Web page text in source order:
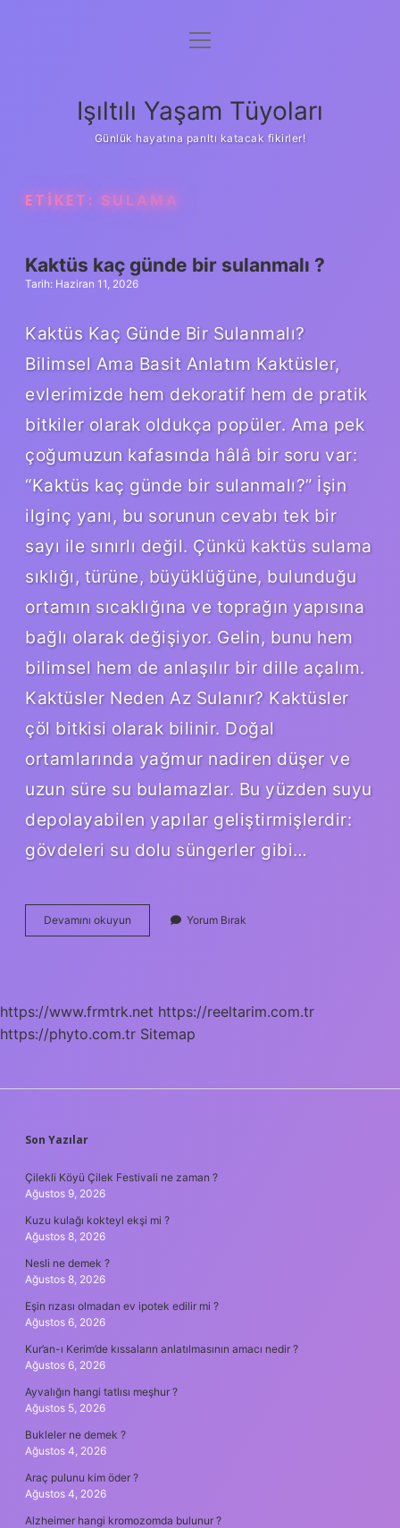
Anasayfa
Yasal Uyarı
menüyü
Işıltılı Yaşam Tüyoları
Günlük hayatına parıltı katacak fikirler!
ETIKET: SULAMA
Kaktüs kaç günde bir sulanmalı ?
Tarih: Haziran 11, 2026
Kaktüs Kaç Günde Bir Sulanmalı?
Bilimsel Ama Basit Anlatım Kaktüsler,
evlerimizde hem dekoratif hem de pratik
bitkiler olarak oldukça popüler. Ama pek
çoğumuzun kafasında hâlâ bir soru var:
“Kaktüs kaç günde bir sulanmalı?” İşin
ilginç yanı, bu sorunun cevabı tek bir
sayı ile sınırlı değil. Çünkü kaktüs sulama
sıklığı, türüne, büyüklüğüne, bulunduğu
ortamın sıcaklığına ve toprağın yapısına
bağlı olarak değişiyor. Gelin, bunu hem
bilimsel hem de anlaşılır bir dille açalım.
Kaktüsler Neden Az Sulanır? Kaktüsler
çöl bitkisi olarak bilinir. Doğal
ortamlarında yağmur nadiren düşer ve
uzun süre su bulamazlar. Bu yüzden suyu
depolayabilen yapılar geliştirmişlerdir:
gövdeleri su dolu süngerler gibi…
Devamını okuyun
kaç
Yorum Bırak
https://www.frmtrk.net https://reeltarim.com.tr
https://phyto.com.tr Sitemap
SIDEBAR
Son Yazılar
Çilekli Köyü Çilek Festivali ne zaman ?
Ağustos 9, 2026
Kuzu kulağı kokteyl ekşi mi ?
Ağustos 8, 2026
Nesli ne demek ?
Ağustos 8, 2026
Eşin rızası olmadan ev ipotek edilir mi ?
Ağustos 6, 2026
Kur’an-ı Kerim’de kıssaların anlatılmasının amacı nedir ?
Ağustos 6, 2026
Ayvalığın hangi tatlısı meşhur ?
Ağustos 5, 2026
Bukleler ne demek ?
Ağustos 4, 2026
Araç pulunu kim öder ?
Ağustos 4, 2026
Alzheimer hangi kromozomda bulunur ?